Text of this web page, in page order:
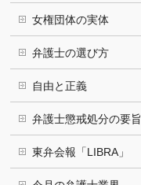
女権団体の実体
弁護士の選び方
自由と正義
弁護士懲戒処分の要旨
東弁会報「LIBRA」